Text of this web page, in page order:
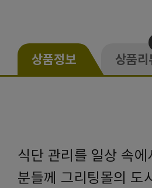
상품정보 상품리
식단 관리를 일상 속
분들께 그리팅몰의 도